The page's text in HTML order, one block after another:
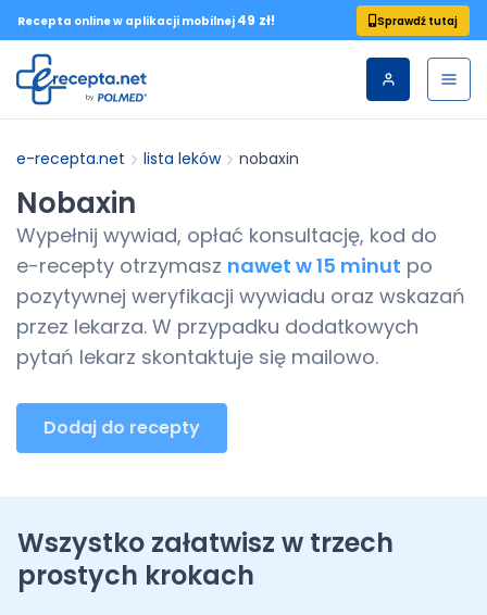
Recepta online w aplikacji mobilnej 49 zł! Sprawdź tutaj
e-recepta.net lista leków nobaxin
Nobaxin
Wypełnij wywiad, opłać konsultację, kod do
e-recepty otrzymasz nawet w 15 minut po
pozytywnej weryfikacji wywiadu oraz wskazań
przez lekarza. W przypadku dodatkowych
pytań lekarz skontaktuje się mailowo.
Dodaj do recepty
Wszystko załatwisz w trzech
prostych krokach